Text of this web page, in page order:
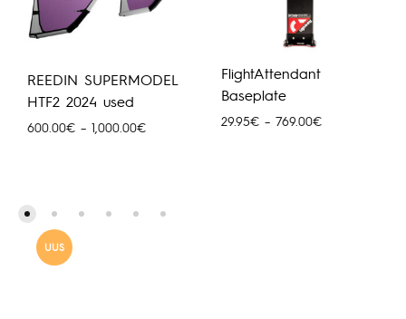
REEDIN SUPERMODEL
HTF2 2024 used
600.00€ – 1,000.00€Hinnavahemik:
FlightAttendant
Baseplate
29.95€ – 769.00€Hinnavahemik:
UUS